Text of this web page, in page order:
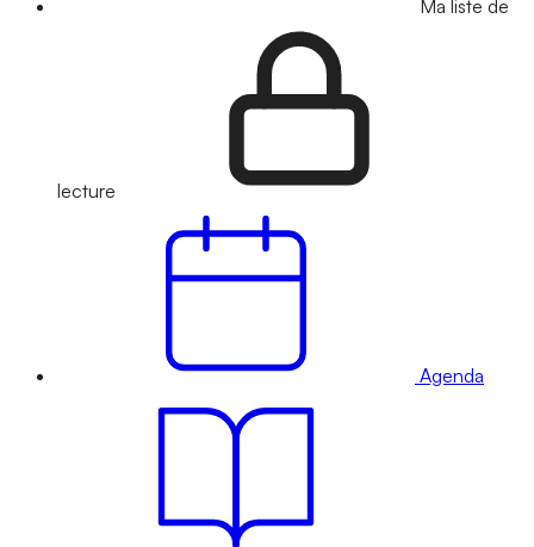
Ma liste de
lecture
Agenda